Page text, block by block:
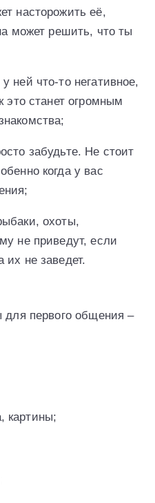
насторожить её,
может решить, что ты
ней что-то негативное,
это станет огромным
забудьте. Не стоит
когда у вас
охоты,
не приведут, если
их не заведет.
первого общения –
картины;